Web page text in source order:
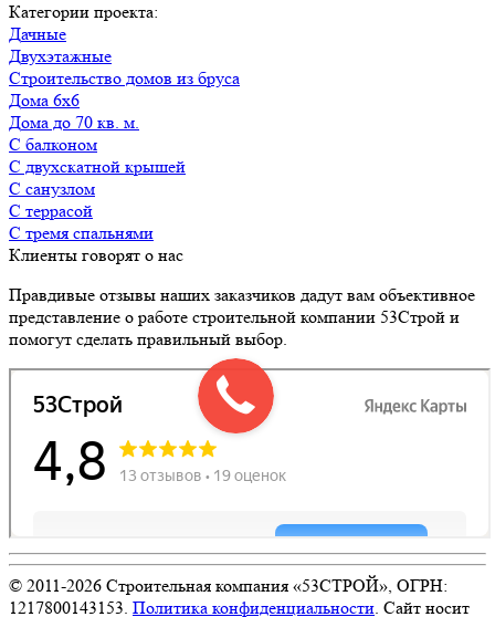
Категории проекта:
Дачные
Двухэтажные
Строительство домов из бруса
Дома 6х6
Дома до 70 кв. м.
с балконом
с двухскатной крышей
с санузлом
с террасой
с тремя спальнями
Клиенты говорят о нас
Правдивые отзывы наших заказчиков дадут вам объективное
представление о работе строительной компании 53Строй и
помогут сделать правильный выбор.
© 2011-2026 Строительная компания «53СТРОЙ», ОГРН:
1217800143153. Политика конфиденциальности. Сайт носит